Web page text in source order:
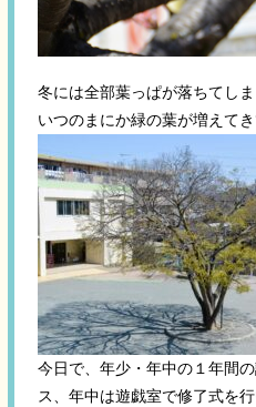
冬には全部葉っぱが落ちてし
いつのまにか緑の葉が増えてき
今日で、年少・年中の１年間
ス、年中は遊戯室で修了式を行